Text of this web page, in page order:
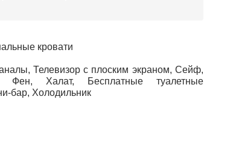
кровати
Телевизор с плоским экраном, Сейф,
Фен, Халат, Бесплатные туалетные
бар, Холодильник